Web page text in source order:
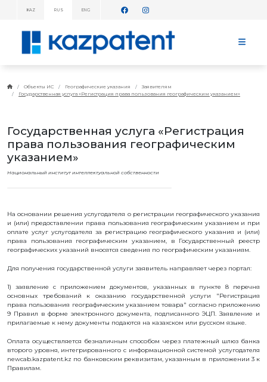
KAZ RUS ENG
ИНФОРМАЦИОННЫЕ
СООБЩЕНИЯ!
KAZPATENT
РУКОВОДСТВО
ГОДОВОЙ
ДАННЫЕ
С ВОИС
ПЛАН
РАБОТЫ
ТАРИФЫ
БАНКОВСКИЕ
РЕКВИЗИТЫ
ФИЛИАЛ
В
ГОРОДЕ
АЛМАТЫ
ФИНАНСОВЫЙ
МЕЖДУНАРОДНОЕ
СОТРУДНИЧЕСТВО
Объекты ИС Географические указания
Заявителям
Государственная услуга «Регистрация права пользования географическим указанием»
Государственная услуга «Регистрация
права пользования географическим
указанием»
Национальный институт интеллектуальной собственности
На основании решения услугодателя о регистрации географического указания
и (или) предоставлении права пользования географическим указанием и при
оплате услуг услугодателя за регистрацию географического указания и (или)
права пользования географическим указанием, в Государственный реестр
географических указаний вносятся сведения по географическим указаниям.
Для получения государственной услуги заявитель направляет через портал:
1) заявление с приложением документов, указанных в пункте 8 перечня
основных требований к оказанию государственной услуги "Регистрация
права пользования географическим указанием товара" согласно приложению
9 Правил в форме электронного документа, подписанного ЭЦП. Заявление и
прилагаемые к нему документы подаются на казахском или русском языке.
Оплата осуществляется безналичным способом через платежный шлюз банка
второго уровня, интегрированного c информационной системой услугодателя
newcab.kazpatent.kz по банковским реквизитам, указанным в приложении 3 к
Правилам.